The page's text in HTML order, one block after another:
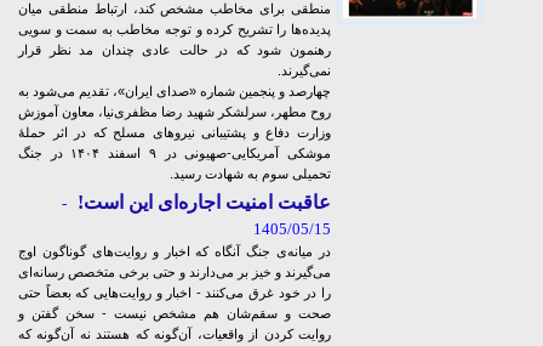
منطقی برای مخاطب مشخص کند، ارتباط منطقی میان
پدیده‌ها را تشریح کرده و توجه مخاطب به سمت و سویی
رهنمون شود که در حالت عادی چندان مد نظر قرار
نمی‌گیرند.
چهارصد و پنجمین شماره «صدای ایران»، تقدیم می‌شود به
روح مطهر، سرلشکر شهید رضا مظفری‌نیا، معاون آموزش
وزارت دفاع و پشتیبانی نیروهای مسلح که در اثر حملۀ
موشکی آمریکایی-صهیونی در ۹ اسفند ۱۴۰۴ در جنگ
تحمیلی سوم به شهادت رسید.
عاقبت امنیت اجاره‌ای این است!
-
1405/05/15
در میانه‌ی جنگ آنگاه که اخبار و روایت‌های گوناگون اوج
می‌گیرند و خیز بر می‌دارند و حتی برخی متخصص رسانه‌ای
را در خود غرق می‌کنند - اخبار و روایت‌هایی که بعضاً حتی
صحت و سقم‌شان هم مشخص نیست - سخن گفتن و
روایت کردن از واقعیات، آن‌گونه که هستند نه آن‌گونه که